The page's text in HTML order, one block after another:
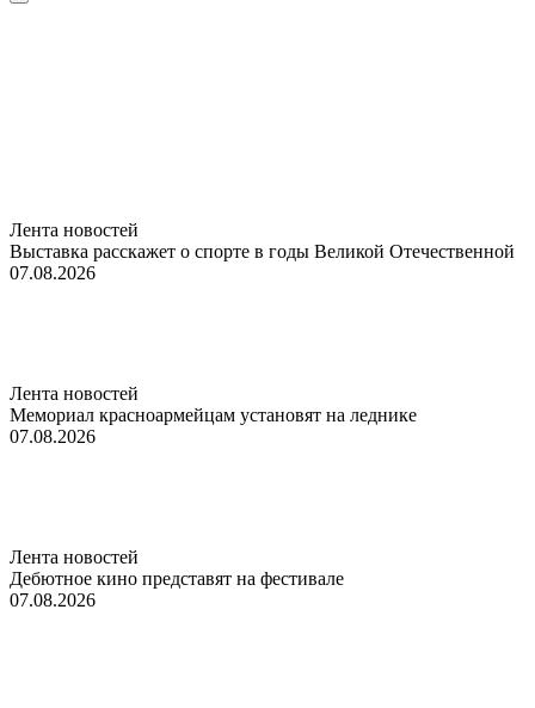
Лента новостей
Выставка расскажет о спорте в годы Великой Отечественной
07.08.2026
Лента новостей
Мемориал красноармейцам установят на леднике
07.08.2026
Лента новостей
Дебютное кино представят на фестивале
07.08.2026